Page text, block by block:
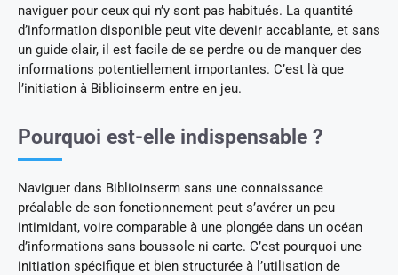
naviguer pour ceux qui n’y sont pas habitués. La quantité
d’information disponible peut vite devenir accablante, et sans
un guide clair, il est facile de se perdre ou de manquer des
informations potentiellement importantes. C’est là que
l’initiation à Biblioinserm entre en jeu.
Pourquoi est-elle indispensable ?
Naviguer dans Biblioinserm sans une connaissance
préalable de son fonctionnement peut s’avérer un peu
intimidant, voire comparable à une plongée dans un océan
d’informations sans boussole ni carte. C’est pourquoi une
initiation spécifique et bien structurée à l’utilisation de